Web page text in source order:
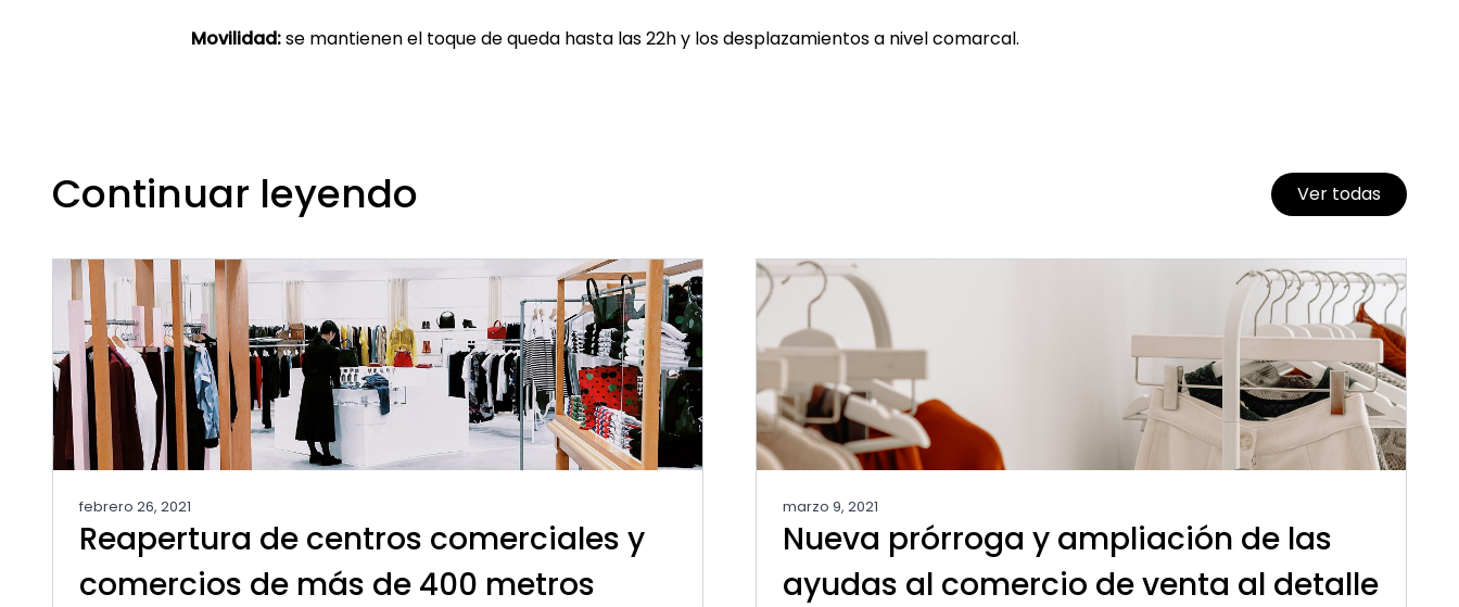
Movilidad:se mantienen el toque de queda hasta las 22h y los desplazamientos a nivel comarcal.
Continuar leyendo Ver todas
febrero 26, 2021
Reapertura de centros comerciales y
comercios de más de 400 metros
marzo 9, 2021
Nueva prórroga y ampliación de las
ayudas al comercio de venta al detalle